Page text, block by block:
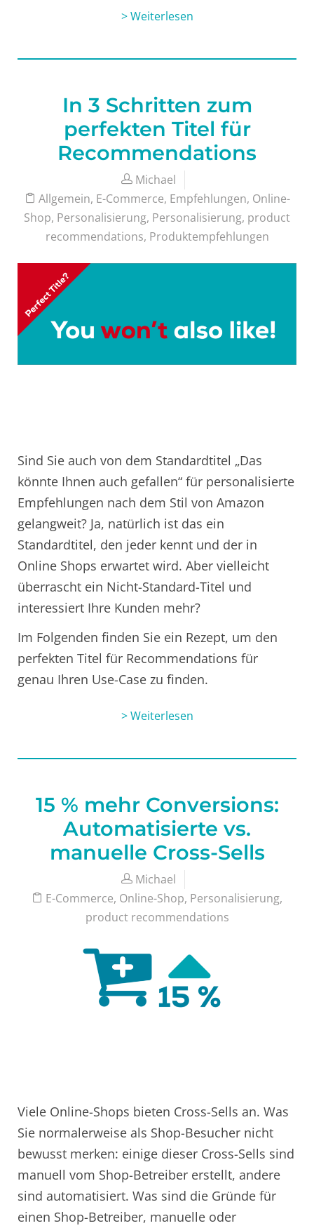
> Weiterlesen
In 3 Schritten zum
perfekten Titel für
Recommendations
Michael
Allgemein, E-Commerce, Empfehlungen, Online-
Shop, Personalisierung, Personalisierung, product
recommendations, Produktempfehlungen
Sind Sie auch von dem Standardtitel „Das
könnte Ihnen auch gefallen“ für personalisierte
Empfehlungen nach dem Stil von Amazon
gelangweit? Ja, natürlich ist das ein
Standardtitel, den jeder kennt und der in
Online Shops erwartet wird. Aber vielleicht
überrascht ein Nicht-Standard-Titel und
interessiert Ihre Kunden mehr?
Im Folgenden finden Sie ein Rezept, um den
perfekten Titel für Recommendations für
genau Ihren Use-Case zu finden.
> Weiterlesen
15 % mehr Conversions:
Automatisierte vs.
manuelle Cross-Sells
Michael
E-Commerce, Online-Shop, Personalisierung,
product recommendations
Viele Online-Shops bieten Cross-Sells an. Was
Sie normalerweise als Shop-Besucher nicht
bewusst merken: einige dieser Cross-Sells sind
manuell vom Shop-Betreiber erstellt, andere
sind automatisiert. Was sind die Gründe für
einen Shop-Betreiber, manuelle oder